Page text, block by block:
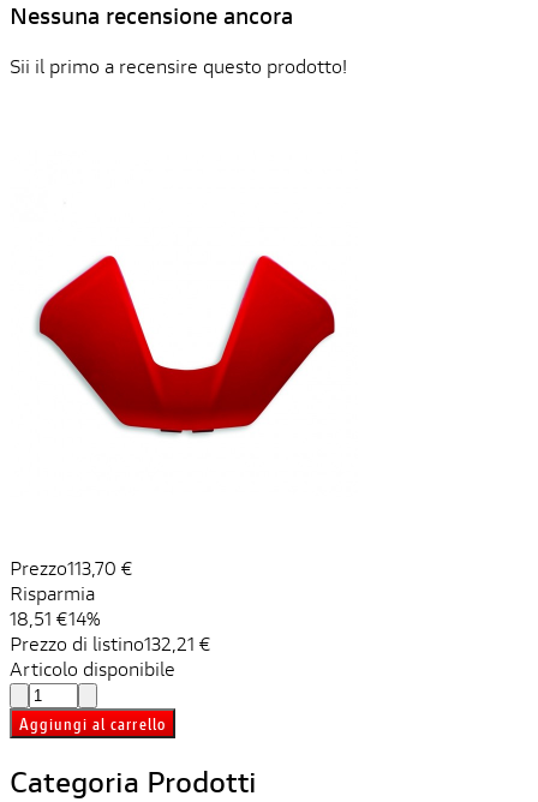
Nessuna recensione ancora
Sii il primo a recensire questo prodotto!
Prezzo113,70 €
Risparmia
18,51 €14%
Prezzo di listino132,21 €
Articolo disponibile
Aggiungi al carrello
Categoria Prodotti